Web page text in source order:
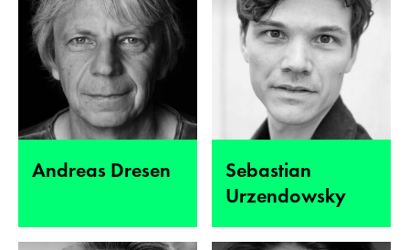
Andreas Dresen
Sebastian
Urzendowsky